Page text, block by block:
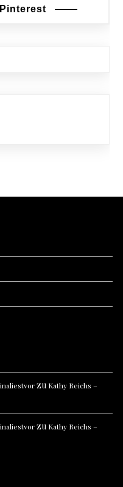
zu Kathy Reichs –
zu Kathy Reichs –